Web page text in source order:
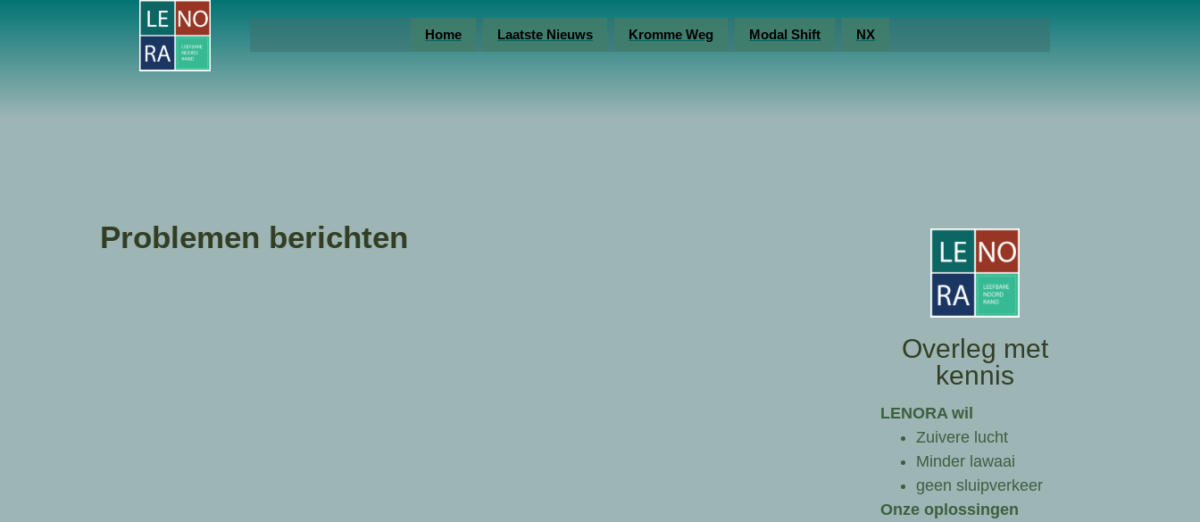
Home Laatste Nieuws Kromme Weg Modal Shift NX
Problemen berichten
Overleg met
kennis
LENORA wil
Zuivere lucht
Minder lawaai
geen sluipverkeer
Onze oplossingen